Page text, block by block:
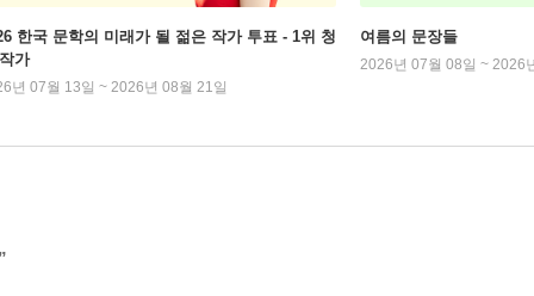
한국 문학의 미래가 될 젊은 작가 투표 - 1위 청
가
년 07월 13일 ~ 2026년 08월 21일
여름의 문장들
2026년 07월 08일 ~ 2026